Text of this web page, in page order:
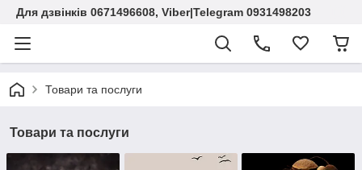
Для дзвінків 0671496608, Viber|Telegram 0931498203
Товари та послуги
Товари та послуги